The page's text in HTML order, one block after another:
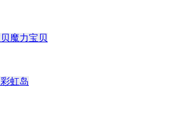
魔力宝贝
彩虹岛